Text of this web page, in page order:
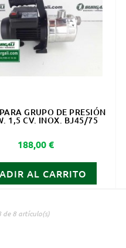
GRUPO DE PRESIÓN
1,5 CV. INOX. BJ45/75
Precio
188,00 €
AL CARRITO
de 8 artículo(s)